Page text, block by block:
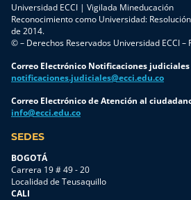
Universidad ECCI | Vigilada Mineducación
Reconocimiento como Universidad:
de 2014.
© – Derechos Reservados Universidad ECCI –
Correo Electrónico Notificaciones judiciales
notificaciones.judiciales@ecci.edu.co
Correo Electrónico de Atención al
info@ecci.edu.co
SEDES
BOGOTÁ
Carrera 19 # 49 - 20
Localidad de Teusaquillo
CALI